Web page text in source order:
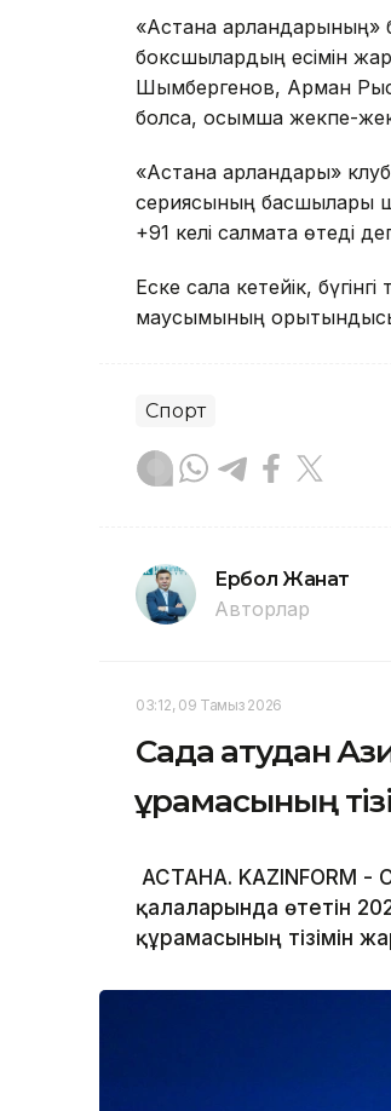
«Астана арландарының»
боксшылардың есімін
Шымбергенов, Арман
болса, қосымша жекпе-
«Астана арландары»
сериясының басшылары
+91 келі салмақта өтеді
Еске сала кетейік,
маусымының
Спорт
Ербол Жанат
Авторлар
03:12, 09 Тамыз 2026
Садақ атудан
құрамасының
АСТАНА. KAZINFORM -
қалаларында өтетін
құрамасының тізімін